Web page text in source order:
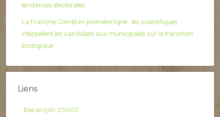
tendances électorales
La Franche-Comté en première ligne : les scientifiques
interpellent les candidats aux municipales sur la transition
écologique
Liens
Besançon 25000